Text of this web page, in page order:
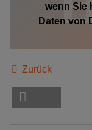
wenn Sie
Daten von
Zurück